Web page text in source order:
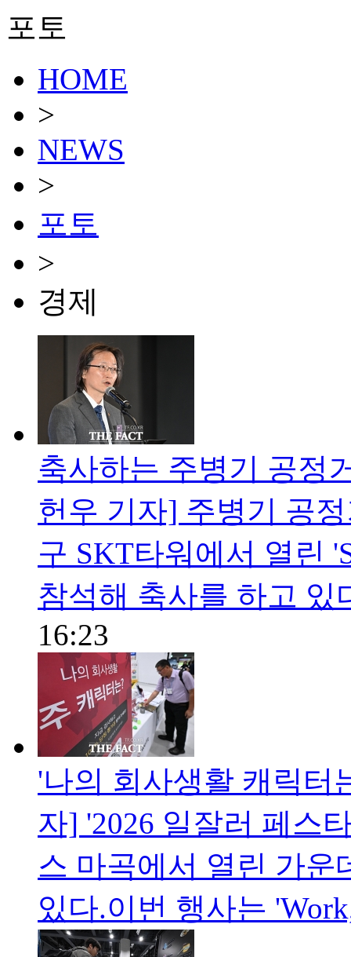
포토
HOME
>
NEWS
>
포토
>
경제
축사하는 주병기 공정
헌우 기자] 주병기 공
구 SKT타워에서 열린
참석해 축사를 하고 있
16:23
'나의 회사생활 캐릭터
자] '2026 일잘러 페스
스 마곡에서 열린 가운
있다.이번 행사는